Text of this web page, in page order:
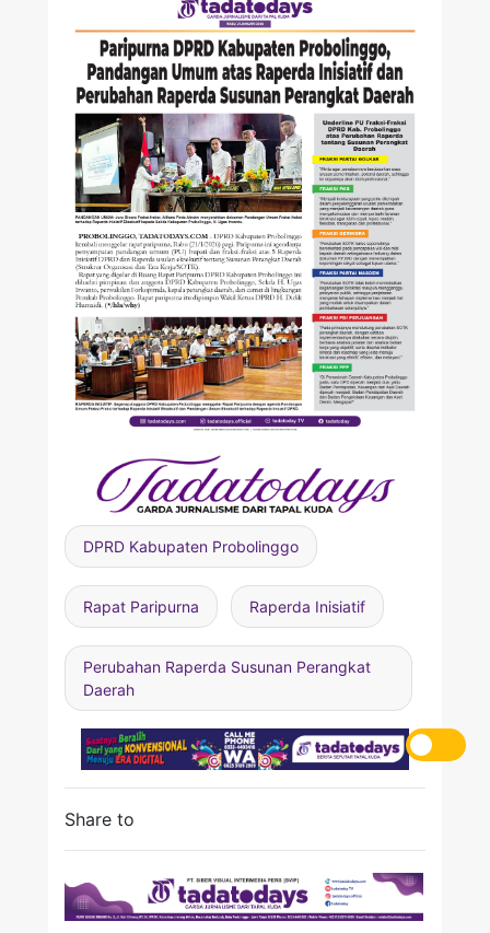
DPRD Kabupaten Probolinggo
Rapat Paripurna Raperda Inisiatif
Perubahan Raperda Susunan Perangkat
Daerah
Share to